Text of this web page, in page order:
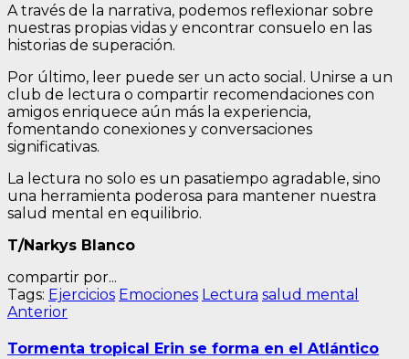
A través de la narrativa, podemos reflexionar sobre
nuestras propias vidas y encontrar consuelo en las
historias de superación.
Por último, leer puede ser un acto social. Unirse a un
club de lectura o compartir recomendaciones con
amigos enriquece aún más la experiencia,
fomentando conexiones y conversaciones
significativas.
La lectura no solo es un pasatiempo agradable, sino
una herramienta poderosa para mantener nuestra
salud mental en equilibrio.
T/Narkys Blanco
compartir por...
Tags: Ejercicios Emociones Lectura salud mental
Navegación
de
AnteriorEntrada
Tormenta tropical Erin se forma en el Atlántico